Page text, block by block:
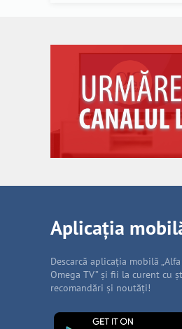
Aplicația
Descarcă aplicația mobilă „Alfa
Omega TV” și fii la curent cu
recomandări și noutăți!